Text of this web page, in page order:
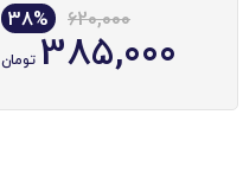
620,000
38%
385,000 تومان